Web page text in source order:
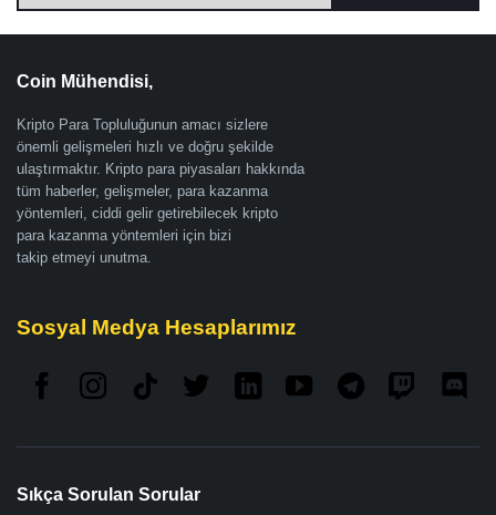
Coin Mühendisi,
Kripto Para Topluluğunun amacı sizlere
önemli gelişmeleri hızlı ve doğru şekilde
ulaştırmaktır. Kripto para piyasaları hakkında
tüm haberler, gelişmeler, para kazanma
yöntemleri, ciddi gelir getirebilecek kripto
para kazanma yöntemleri için bizi
takip etmeyi unutma.
Sosyal Medya Hesaplarımız
Sıkça Sorulan Sorular